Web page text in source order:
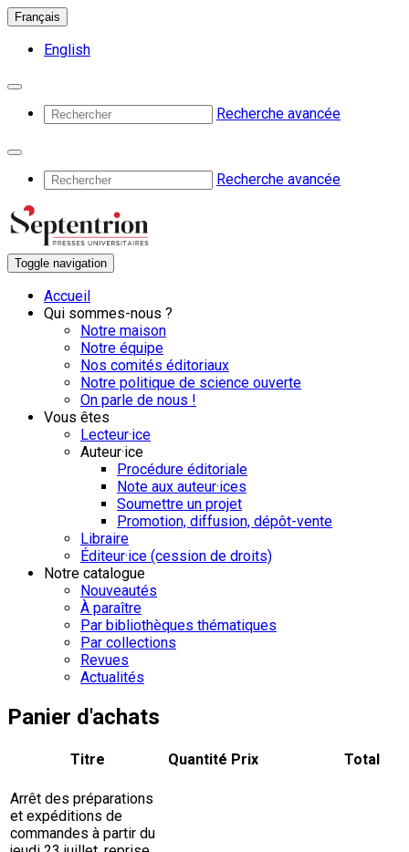
Français
English
Recherche avancée
Recherche avancée
Toggle navigation
Accueil
Qui sommes-nous ?
Notre maison
Notre équipe
Nos comités éditoriaux
Notre politique de science ouverte
On parle de nous !
Vous êtes
Lecteur·ice
Auteur·ice
Procédure éditoriale
Note aux auteur·ices
Soumettre un projet
Promotion, diffusion, dépôt-vente
Libraire
Éditeur·ice (cession de droits)
Notre catalogue
Nouveautés
À paraître
Par bibliothèques thématiques
Par collections
Revues
Actualités
Panier d'achats
Arrêt des préparations
et expéditions de
commandes à partir du
Titre Quantité Prix Total